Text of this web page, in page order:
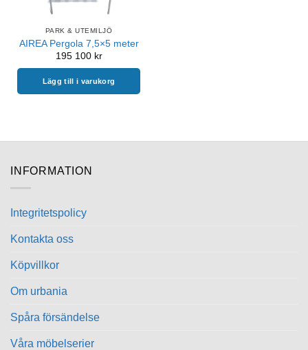
PARK & UTEMILJÖ
AIREA Pergola 7,5×5 meter
195 100 kr
Lägg till i varukorg
INFORMATION
Integritetspolicy
Kontakta oss
Köpvillkor
Om urbania
Spåra försändelse
Våra möbelserier